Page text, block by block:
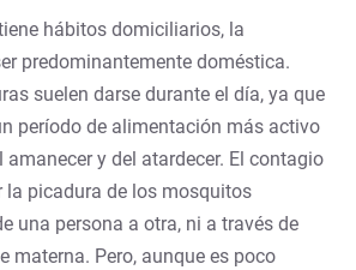
hábitos domiciliarios, la
predominantemente doméstica.
suelen darse durante el día, ya que
período de alimentación más activo
amanecer y del atardecer. El contagio
la picadura de los mosquitos
una persona a otra, ni a través de
materna. Pero, aunque es poco